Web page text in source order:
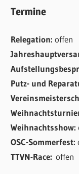
Termine
Relegation:offen
Putz- und
Weihnachtsshow:
OSC-Sommerfest:
TTVN-Race:offen